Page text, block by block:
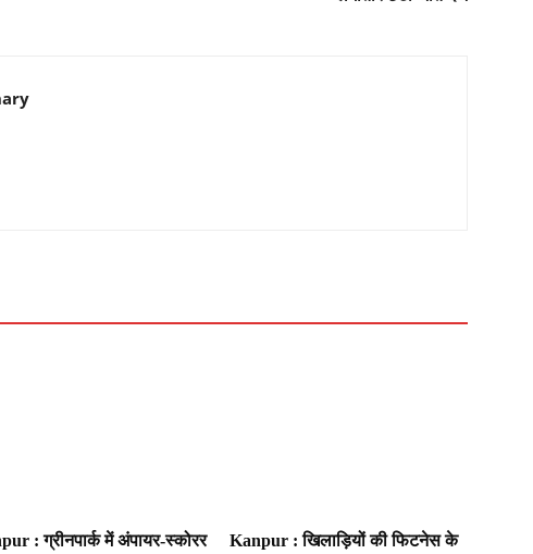
: ग्रीनपार्क में अंपायर-स्कोरर
Kanpur : खिलाड़ियों की फिटनेस के